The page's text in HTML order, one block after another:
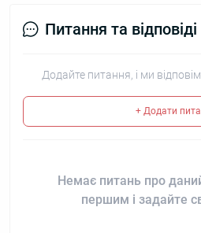
Питання та відповіді
Додайте питання, і ми
+ Додати
Немає питань про
першим і задайте